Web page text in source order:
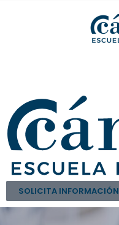
SOLICITA INFORMACIÓN